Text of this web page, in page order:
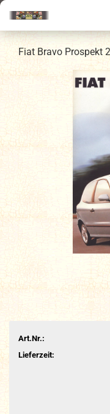
Fiat Bravo Prospekt
Art.Nr.:
Lieferzeit: